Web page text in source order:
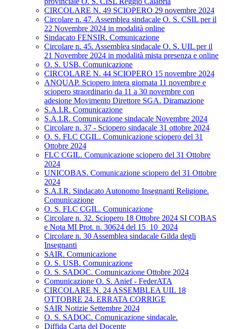
CIRCOLARE N. 49 SCIOPERO 29 novembre 2024
Circolare n. 47. Assemblea sindacale O. S. CSIL per il
22 Novembre 2024 in modalità online
Sindacato FENSIR. Comunicazione
Circolare n. 45. Assemblea sindacale O. S. UIL per il
21 Novembre 2024 in modalità mista presenza e online
O. S. USB. Comunicazione
CIRCOLARE N. 44 SCIOPERO 15 novembre 2024
ANQUAP. Sciopero intera giornata 11 novembre e
sciopero straordinario da 11 a 30 novembre con
adesione Movimento Direttore SGA. Diramazione
S.A.I.R. Comunicazione
S.A.I.R. Comunicazione sindacale Novembre 2024
Circolare n. 37 - Sciopero sindacale 31 ottobre 2024
O. S. FLC CGIL. Comunicazione sciopero del 31
Ottobre 2024
FLC CGIL. Comunicazione sciopero del 31 Ottobre
2024
UNICOBAS. Comunicazione sciopero del 31 Ottobre
2024
S.A.I.R. Sindacato Autonomo Insegnanti Religione.
Comunicazione
O. S. FLC CGIL. Comunicazione
Circolare n. 32. Sciopero 18 Ottobre 2024 SI COBAS
e Nota MI Prot. n. 30624 del 15_10_2024
Circolare n. 30 Assemblea sindacale Gilda degli
Insegnanti
SAIR. Comunicazione
O. S. USB. Comunicazione
O. S. SADOC. Comunicazione Ottobre 2024
Comunicazione O. S. Anief - FederATA
CIRCOLARE N. 24 ASSEMBLEA UIL 18
OTTOBRE 24. ERRATA CORRIGE
SAIR Notizie Settembre 2024
O. S. SADOC. Comunicazione sindacale.
Diffida Carta del Docente